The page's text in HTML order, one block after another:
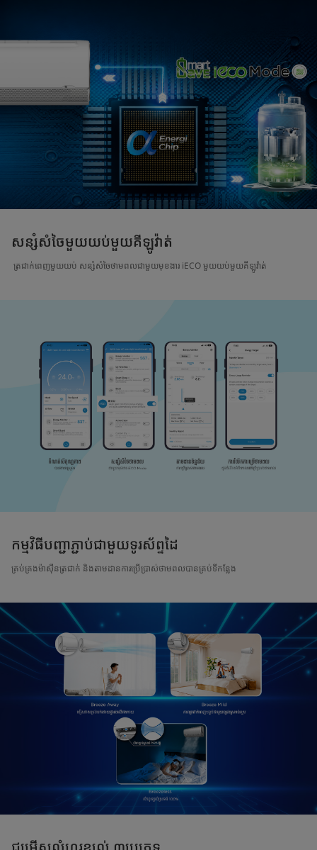
សន្សំសំចៃមួយយប់មួយគីឡូវ៉ាត់
ត្រជាក់ពេញមួយយប់ សន្សំសំចៃថាមពលជាមួយមុខងារ iECO មួយយប់មួយគីឡូវ៉ាត់
កម្មវិធីបញ្ជាភ្ជាប់ជាមួយទូរស័ព្ទដៃ
គ្រប់គ្រងម៉ាស៊ីនត្រជាក់ និងតាមដានការប្រើប្រាស់ថាមពលបានគ្រប់ទីកន្លែង